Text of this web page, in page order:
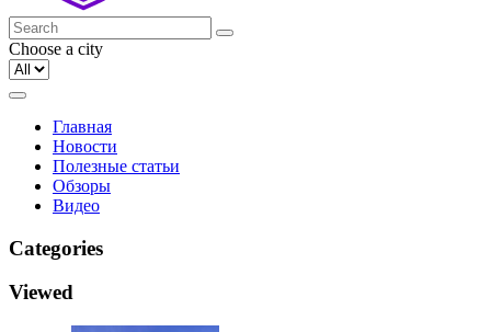
Choose a city
Главная
Новости
Полезные статьи
Обзоры
Видео
Categories
Viewed